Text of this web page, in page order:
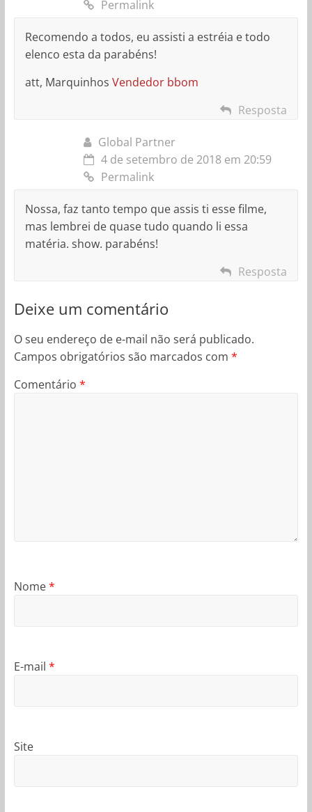
Permalink
Recomendo a todos, eu assisti a estréia e todo
elenco esta da parabéns!
att, Marquinhos Vendedor bbom
Resposta
Global Partner
4 de setembro de 2018 em 20:59
Permalink
Nossa, faz tanto tempo que assis ti esse filme,
mas lembrei de quase tudo quando li essa
matéria. show. parabéns!
Resposta
Deixe um comentário
O seu endereço de e-mail não será publicado.
Campos obrigatórios são marcados com *
Comentário *
Nome*
E-mail *
Site